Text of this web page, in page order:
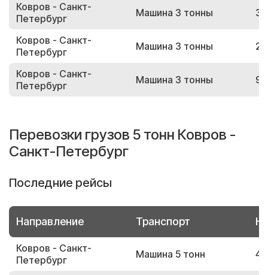
Ковров - Санкт-
Петербург
Машина 3 тонны
Ковров - Санкт-
Петербург
Машина 3 тонны
Ковров - Санкт-
Петербург
Машина 3 тонны
Перевозки грузов 5 тонн Ковров -
Санкт-Петербург
Последние рейсы
Направление Транспорт
Ковров - Санкт-
Петербург
Машина 5 тонн